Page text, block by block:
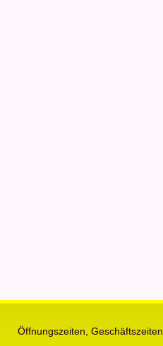
Öffnungszeiten, Geschäftszeiten